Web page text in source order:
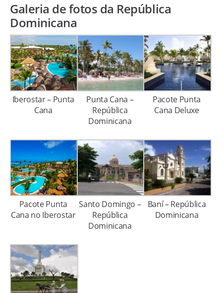
Galeria de fotos da República
Dominicana
Iberostar – Punta
Cana
Punta Cana –
República
Dominicana
Pacote Punta
Cana Deluxe
Pacote Punta
Cana no Iberostar
Santo Domingo –
República
Dominicana
Baní – República
Dominicana